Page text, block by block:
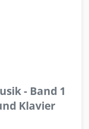
- Band 1
Klavier